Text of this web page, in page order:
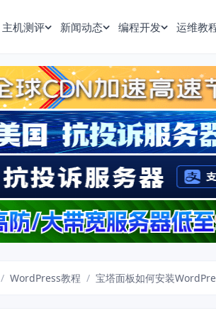
主机测评 新闻动态 编程开发 运维教
/ WordPress教程 / 宝塔面板如何安装